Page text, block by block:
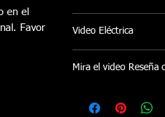
en el
Favor
su funcionamiento.
- Chapa con llave
osición brindando
- Producto 100%
Pereira sin costo
instalaciones en
coordina bajo
Video Eléctrica
Mira el video Reseña